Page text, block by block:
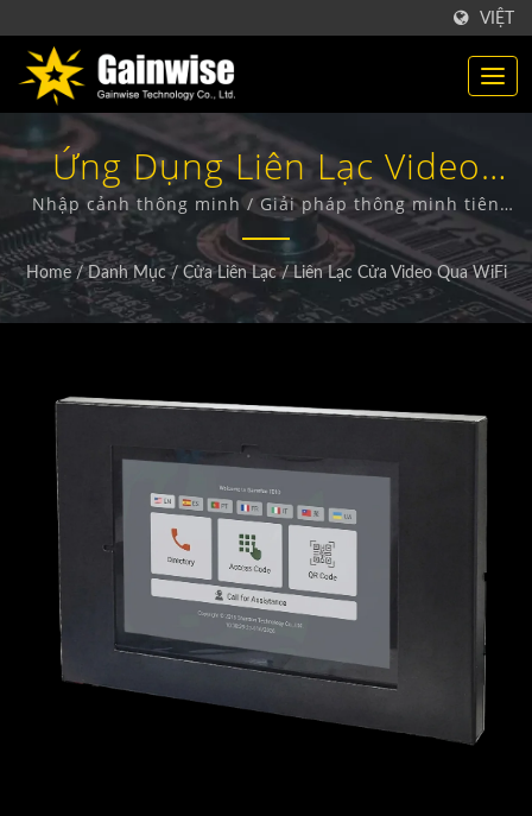
VIỆT
Ứng Dụng Liên Lạc Video
Qua WiFi / Giải Pháp Thông
Minh Tiên Tiến Về Giao Tiếp,
Điều Khiển, Giám Sát & Bảo
GSM/GPRS, 3G Và LTE.
Nhập cảnh thông minh / Giải pháp thông minh tiên
tiến về Giao tiếp, Điều khiển, Giám sát & Bảo mật sử
dụng công nghệ GSM/GPRS, 3G và LTE.
Home / Danh Mục / Cửa Liên Lạc / Liên Lạc Cửa Video Qua WiFi